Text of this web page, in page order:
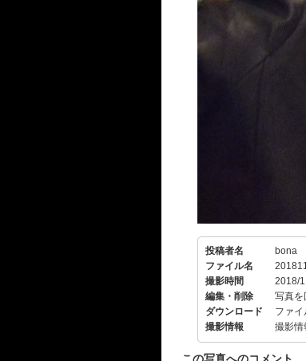
投稿者名
bona
ファイル名
撮影時間
2018/
編集・削除
写真を
ダウンロード
ファ
撮影情報
撮影情